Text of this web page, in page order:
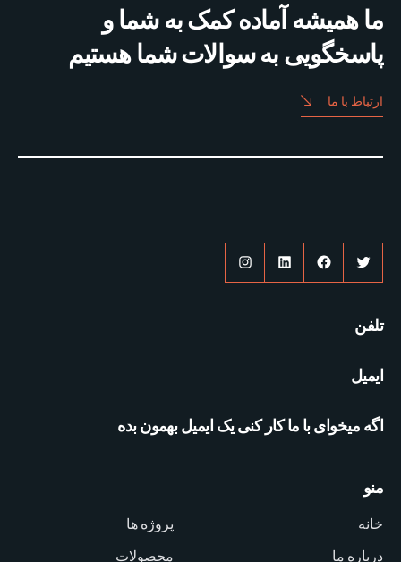
ما همیشه آماده کمک به شما و
پاسخگویی به سوالات شما هستیم
ارتباط با ما
توییتر فیس‌بوکلینکدایناینستاگرم
تلفن
ایمیل
اگه میخوای با ما کار کنی یک ایمیل بهمون بده
منو
خانه
درباره ما
پروژه ها
محصولات